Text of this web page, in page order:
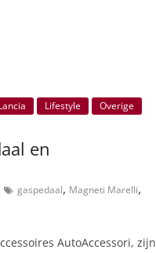
Lifestyle
Overige
en
gaspedaal, Magneti Marelli,
AutoAccessori, zijn